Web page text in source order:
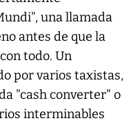
una llamada
antes de que la
todo. Un
por varios taxistas,
"cash converter" o
interminables